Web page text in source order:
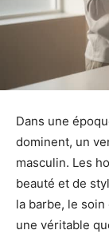
Dans une
dominent, un
masculin. Les
beauté et de
la barbe, le soin
une véritable